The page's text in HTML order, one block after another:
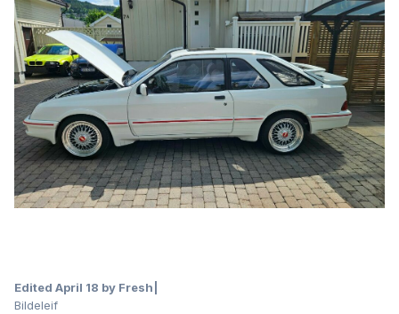
Edited April 18 by Fresh|
Bildeleif